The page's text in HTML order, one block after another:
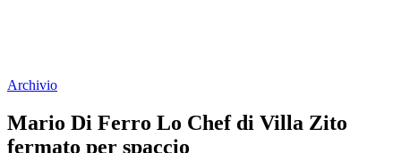
Archivio
Mario Di Ferro Lo Chef di Villa Zito
fermato per spaccio